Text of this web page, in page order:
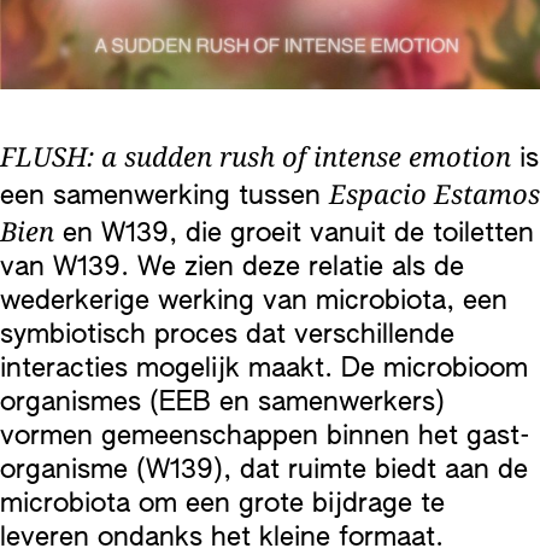
FLUSH: a sudden rush of intense emotion is
een samenwerking tussenEspacio Estamos
Bien en W139, die groeit vanuit de toiletten
van W139. We zien deze relatie als de
wederkerige werking van microbiota, een
symbiotisch proces dat verschillende
interacties mogelijk maakt. De microbioom
organismes (EEB en samenwerkers)
vormen gemeenschappen binnen het gast-
organisme (W139), dat ruimte biedt aan de
microbiota om een grote bijdrage te
leveren ondanks het kleine formaat.